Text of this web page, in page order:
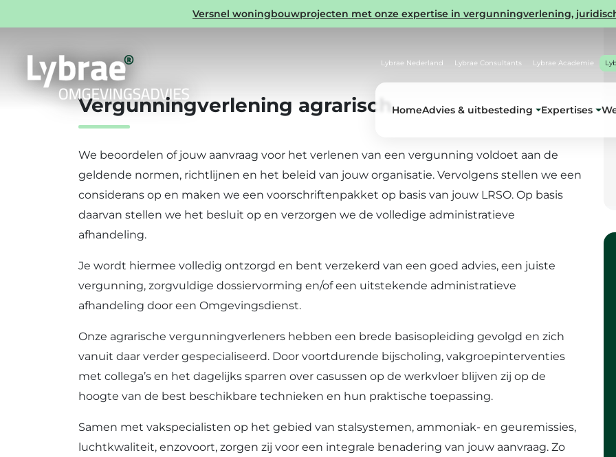
Versnel woningbouwprojecten met onze expertise in vergunningverlening,
Lybrae Nederland Lybrae Consultants Lybrae Academie
HomeAdvies & uitbesteding Expertises
Vergunningverlening agrarisch
We beoordelen of jouw aanvraag voor het verlenen van een vergunning voldoet aan de
geldende normen, richtlijnen en het beleid van jouw organisatie. Vervolgens stellen we een
considerans op en maken we een voorschriftenpakket op basis van jouw LRSO. Op basis
daarvan stellen we het besluit op en verzorgen we de volledige administratieve
afhandeling.
Je wordt hiermee volledig ontzorgd en bent verzekerd van een goed advies, een juiste
vergunning, zorgvuldige dossiervorming en/of een uitstekende administratieve
afhandeling door een Omgevingsdienst.
Onze agrarische vergunningverleners hebben een brede basisopleiding gevolgd en zich
vanuit daar verder gespecialiseerd. Door voortdurende bijscholing, vakgroepinterventies
met collega’s en het dagelijks sparren over casussen op de werkvloer blijven zij op de
hoogte van de best beschikbare technieken en hun praktische toepassing.
Samen met vakspecialisten op het gebied van stalsystemen, ammoniak- en geuremissies,
luchtkwaliteit, enzovoort, zorgen zij voor een integrale benadering van jouw aanvraag. Zo